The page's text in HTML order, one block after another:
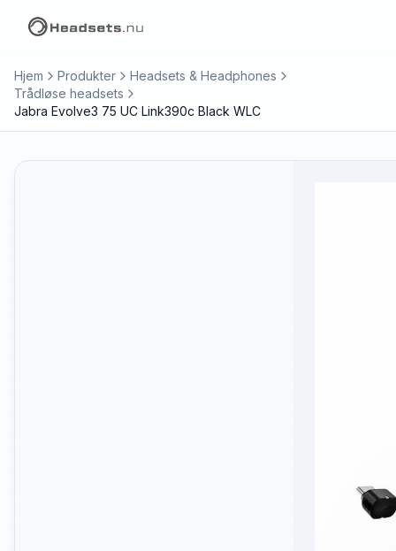
Hjem Produkter
Headsets & Headphones
Trådløse headsets
Jabra Evolve3 75 UC Link390c Black WLC